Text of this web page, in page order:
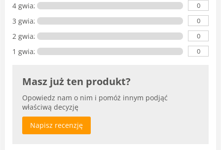
4 gwiazdki 0
3 gwiazdki 0
2 gwiazdki 0
1 gwiazdka 0
Masz już ten produkt?
Opowiedz nam o nim i pomóż innym podjąć
właściwą decyzję
Napisz recenzję